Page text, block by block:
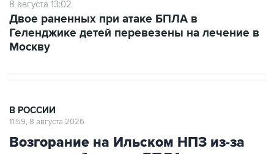
8 августа 13:02
Двое раненных при атаке БПЛА в
Геленджике детей перевезены на лечение в
Москву
В РОССИИ
11:59, 8 августа 2026
Возгорание на Ильском НПЗ из-за